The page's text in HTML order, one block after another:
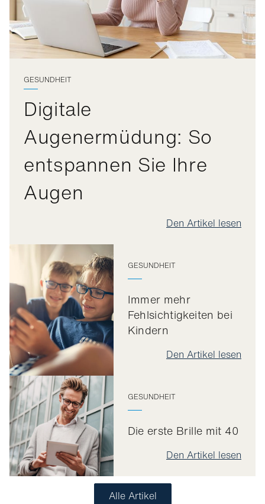
GESUNDHEIT
Digitale
Augenermüdung: So
entspannen Sie Ihre
Augen
Den Artikel lesen
GESUNDHEIT
Immer mehr
Fehlsichtigkeiten bei
Kindern
Den Artikel lesen
GESUNDHEIT
Die erste Brille mit 40
Den Artikel lesen
Alle Artikel